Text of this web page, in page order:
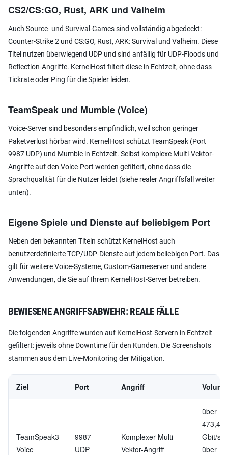
CS2/CS:GO, Rust, ARK und Valheim
Auch Source- und Survival-Games sind vollständig abgedeckt:
Counter-Strike 2 und CS:GO, Rust, ARK: Survival und Valheim. Diese
Titel nutzen überwiegend UDP und sind anfällig für UDP-Floods und
Reflection-Angriffe. KernelHost filtert diese in Echtzeit, ohne dass
Tickrate oder Ping für die Spieler leiden.
TeamSpeak und Mumble (Voice)
Voice-Server sind besonders empfindlich, weil schon geringer
Paketverlust hörbar wird. KernelHost schützt TeamSpeak (Port
9987 UDP) und Mumble in Echtzeit. Selbst komplexe Multi-Vektor-
Angriffe auf den Voice-Port werden gefiltert, ohne dass die
Sprachqualität für die Nutzer leidet (siehe realer Angriffsfall weiter
unten).
Eigene Spiele und Dienste auf beliebigem Port
Neben den bekannten Titeln schützt KernelHost auch
benutzerdefinierte TCP/UDP-Dienste auf jedem beliebigen Port. Das
gilt für weitere Voice-Systeme, Custom-Gameserver und andere
Anwendungen, die Sie auf Ihrem KernelHost-Server betreiben.
BEWIESENE ANGRIFFSABWEHR: REALE FÄLLE
Die folgenden Angriffe wurden auf KernelHost-Servern in Echtzeit
gefiltert: jeweils ohne Downtime für den Kunden. Die Screenshots
stammen aus dem Live-Monitoring der Mitigation.
Ziel Port Angriff
TeamSpeak3
Voice
9987
UDP
Komplexer Multi-
Vektor-Angriff
über
473,4
Gbit/s,
über